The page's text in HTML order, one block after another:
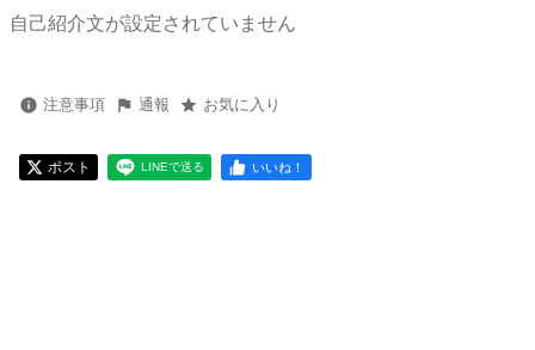
自己紹介文が設定されていません
注意事項 通報 お気に入り
ポスト LINEで送る いいね！